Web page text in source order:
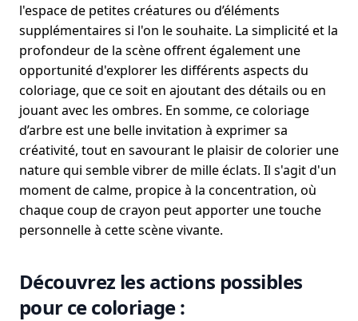
l'espace de petites créatures ou d’éléments
supplémentaires si l'on le souhaite. La simplicité et la
profondeur de la scène offrent également une
opportunité d'explorer les différents aspects du
coloriage, que ce soit en ajoutant des détails ou en
jouant avec les ombres. En somme, ce coloriage
d’arbre est une belle invitation à exprimer sa
créativité, tout en savourant le plaisir de colorier une
nature qui semble vibrer de mille éclats. Il s'agit d'un
moment de calme, propice à la concentration, où
chaque coup de crayon peut apporter une touche
personnelle à cette scène vivante.
Découvrez les actions possibles
pour ce coloriage :